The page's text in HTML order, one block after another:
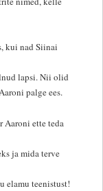
kui nad Siinai
lapsi. Nii olid
palge ees.
Aaroni ette teda
ja mida terve
elamu teenistust!